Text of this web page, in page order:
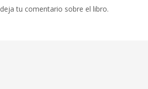
deja tu comentario sobre el libro.